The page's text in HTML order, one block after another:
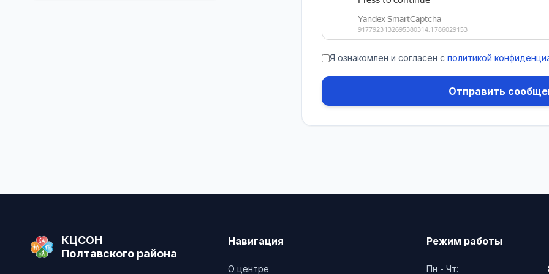
Я ознакомлен и согласен с политикой
Отправить
КЦСОН
Полтавского района
Навигация
О центре
Режим работы
Пн - Чт: